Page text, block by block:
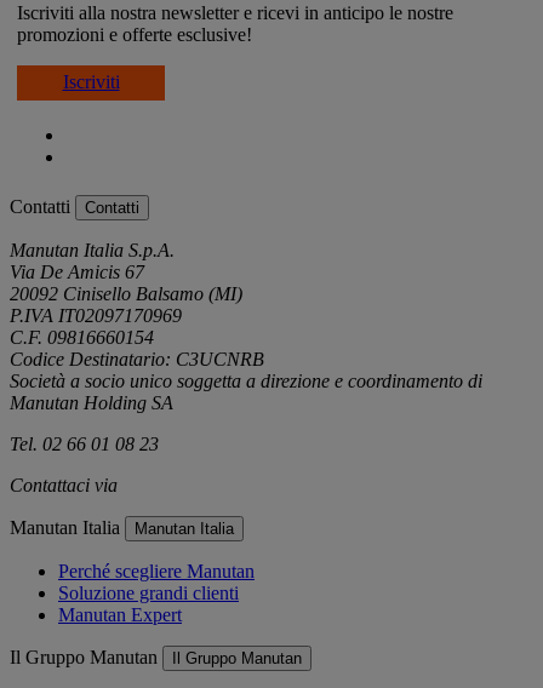
Iscriviti alla nostra newsletter e ricevi in anticipo le nostre
promozioni e offerte esclusive!
Iscriviti
Contatti Contatti
Manutan Italia S.p.A.
Via De Amicis 67
20092 Cinisello Balsamo (MI)
P.IVA IT02097170969
C.F. 09816660154
Codice Destinatario: C3UCNRB
Società a socio unico soggetta a direzione e coordinamento di
Manutan Holding SA
Tel. 02 66 01 08 23
Contattaci via
Manutan Italia Manutan Italia
Perché scegliere Manutan
Soluzione grandi clienti
Manutan Expert
Il Gruppo Manutan Il Gruppo Manutan